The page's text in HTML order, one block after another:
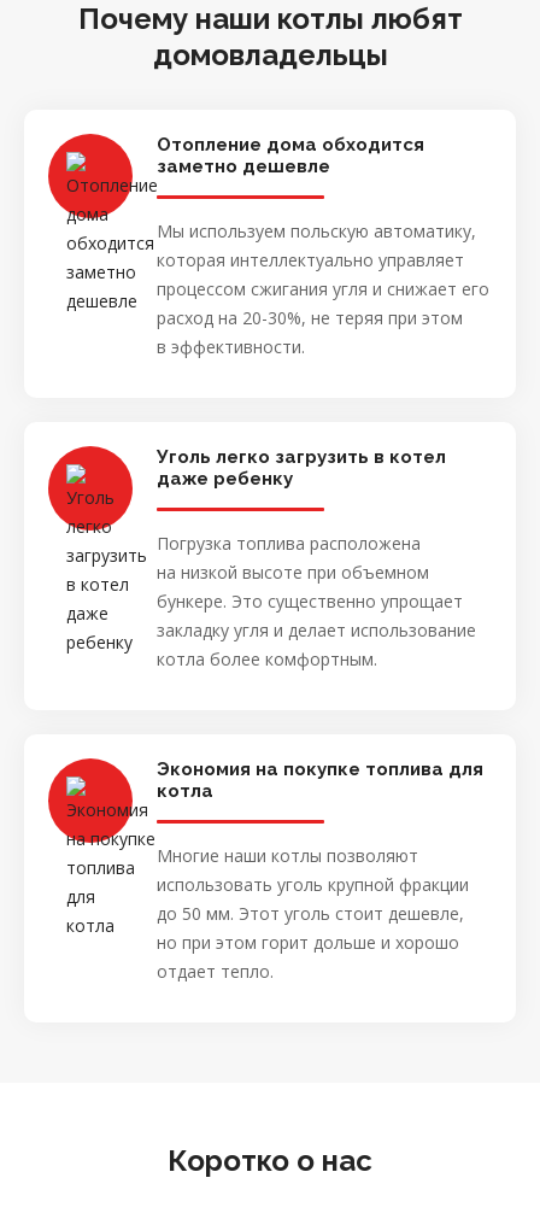
Почему наши котлы любят
домовладельцы
Отопление дома обходится
заметно дешевле
Мы используем польскую автоматику,
которая интеллектуально управляет
процессом сжигания угля и снижает его
расход на 20-30%, не теряя при этом
в эффективности.
Уголь легко загрузить в котел
даже ребенку
Погрузка топлива расположена
на низкой высоте при объемном
бункере. Это существенно упрощает
закладку угля и делает использование
котла более комфортным.
Экономия на покупке топлива для
котла
Многие наши котлы позволяют
использовать уголь крупной фракции
до 50 мм. Этот уголь стоит дешевле,
но при этом горит дольше и хорошо
отдает тепло.
Коротко о нас